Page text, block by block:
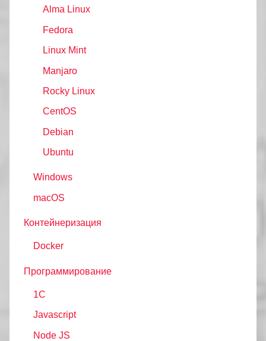
Alma Linux
Fedora
Linux Mint
Manjaro
Rocky Linux
CentOS
Debian
Ubuntu
Windows
macOS
Контейнеризация
Docker
Программирование
1C
Javascript
Node JS